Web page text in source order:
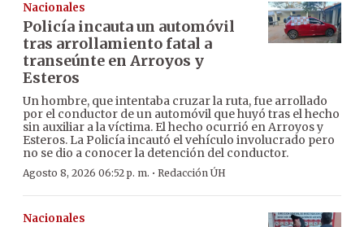
Nacionales
Policía incauta un automóvil
tras arrollamiento fatal a
transeúnte en Arroyos y
Esteros
Un hombre, que intentaba cruzar la ruta, fue arrollado
por el conductor de un automóvil que huyó tras el hecho
sin auxiliar a la víctima. El hecho ocurrió en Arroyos y
Esteros. La Policía incautó el vehículo involucrado pero
no se dio a conocer la detención del conductor.
Agosto 8, 2026 06:52 p. m. · Redacción ÚH
Nacionales